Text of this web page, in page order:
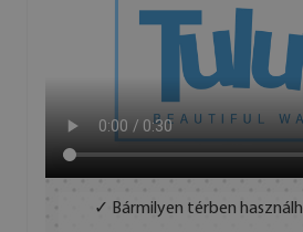
✓ Bármilyen térben